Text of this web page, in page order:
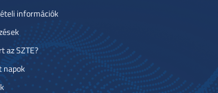
információk
az SZTE?
napok